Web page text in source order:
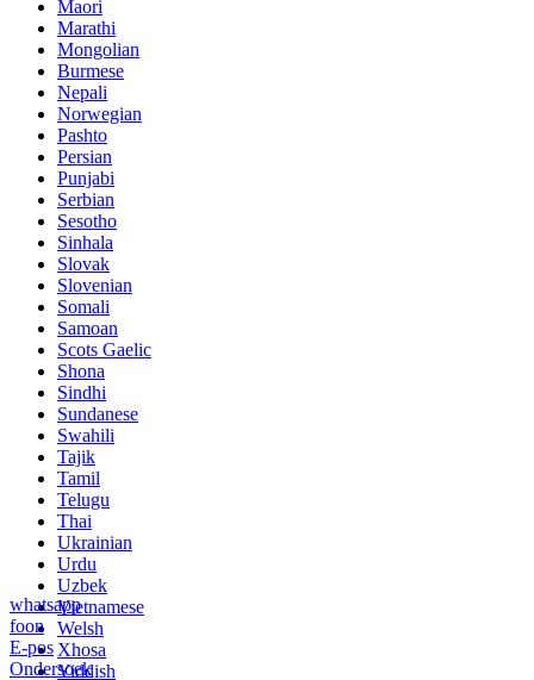
whatsapp
foon
E-pos
Ondersoek
Maori
Marathi
Mongolian
Burmese
Nepali
Norwegian
Pashto
Persian
Punjabi
Serbian
Sesotho
Sinhala
Slovak
Slovenian
Somali
Samoan
Scots Gaelic
Shona
Sindhi
Sundanese
Swahili
Tajik
Tamil
Telugu
Thai
Ukrainian
Urdu
Uzbek
Vietnamese
Welsh
Xhosa
Yiddish